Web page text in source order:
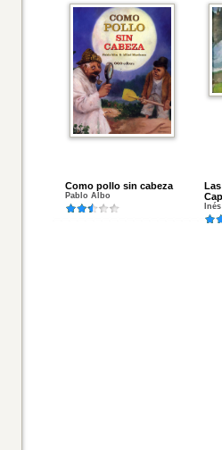
Como pollo sin cabeza
Pablo Albo